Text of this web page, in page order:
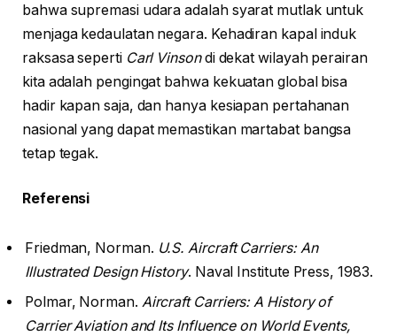
bahwa supremasi udara adalah syarat mutlak untuk
menjaga kedaulatan negara. Kehadiran kapal induk
raksasa seperti Carl Vinsondi dekat wilayah perairan
kita adalah pengingat bahwa kekuatan global bisa
hadir kapan saja, dan hanya kesiapan pertahanan
nasional yang dapat memastikan martabat bangsa
tetap tegak.
Referensi
Friedman, Norman. U.S. Aircraft Carriers: An
Illustrated Design History. Naval Institute Press, 1983.
Polmar, Norman. Aircraft Carriers: A History of
Carrier Aviation and Its Influence on World Events,